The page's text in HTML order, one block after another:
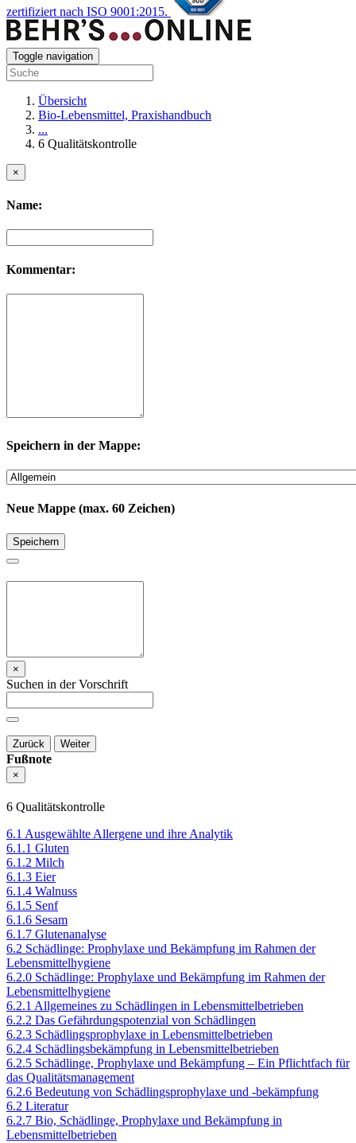
zertifiziert nach ISO 9001:2015.
Toggle navigation
Übersicht
Bio-Lebensmittel, Praxishandbuch
...
6 Qualitätskontrolle
×
Name:
Kommentar:
Speichern in der Mappe:
Neue Mappe (max. 60 Zeichen)
Speichern
×
Suchen in der Vorschrift
Zurück Weiter
Fußnote
×
6 Qualitätskontrolle
6.1 Ausgewählte Allergene und ihre Analytik
6.1.1 Gluten
6.1.2 Milch
6.1.3 Eier
6.1.4 Walnuss
6.1.5 Senf
6.1.6 Sesam
6.1.7 Glutenanalyse
6.2 Schädlinge: Prophylaxe und Bekämpfung im Rahmen der
Lebensmittelhygiene
6.2.0 Schädlinge: Prophylaxe und Bekämpfung im Rahmen der
Lebensmittelhygiene
6.2.1 Allgemeines zu Schädlingen in Lebensmittelbetrieben
6.2.2 Das Gefährdungspotenzial von Schädlingen
6.2.3 Schädlingsprophylaxe in Lebensmittelbetrieben
6.2.4 Schädlingsbekämpfung in Lebensmittelbetrieben
6.2.5 Schädlinge, Prophylaxe und Bekämpfung – Ein Pflichtfach für
das Qualitätsmanagement
6.2.6 Bedeutung von Schädlingsprophylaxe und -bekämpfung
6.2 Literatur
6.2.7 Bio, Schädlinge, Prophylaxe und Bekämpfung in
Lebensmittelbetrieben